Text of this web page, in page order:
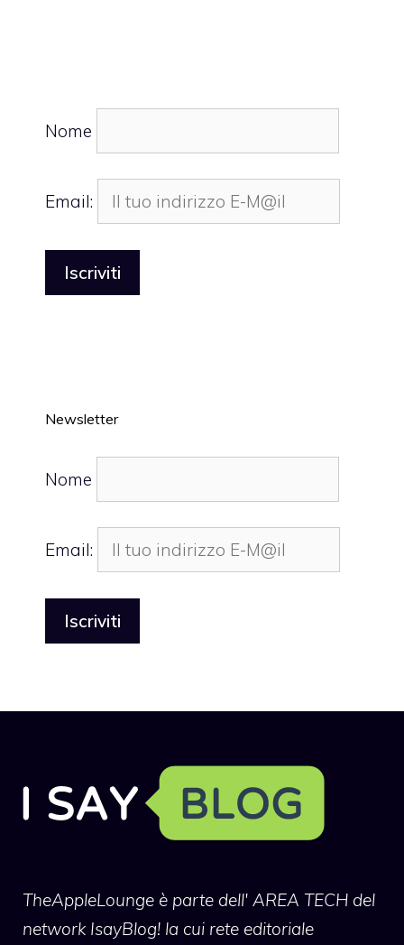
Nome
Email:
Newsletter
Nome
Email:
TheAppleLounge è parte dell' AREA TECH del
network IsayBlog! la cui rete editoriale